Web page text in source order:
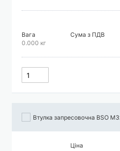
Вага
0.000 кг
Сума з ПДВ
Втулка запресовочна BSO
Ціна